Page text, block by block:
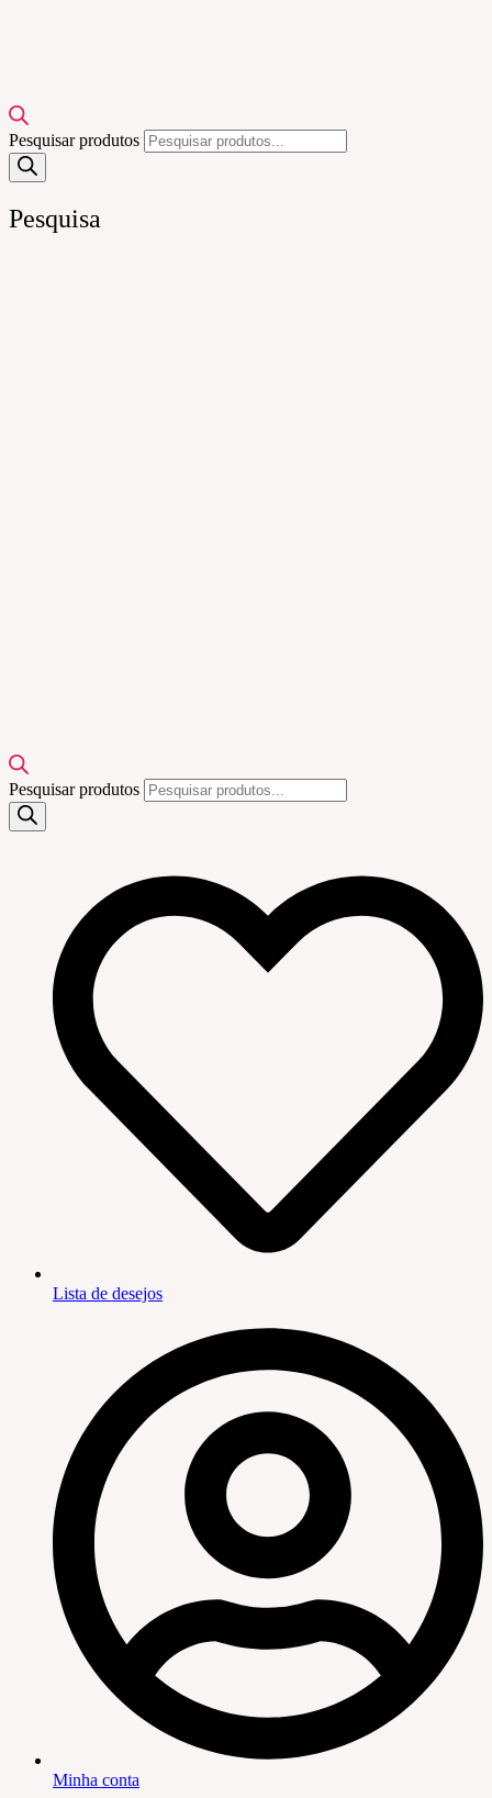
Pesquisar produtos
Pesquisa
Pesquisar produtos
Lista de desejos
Minha conta